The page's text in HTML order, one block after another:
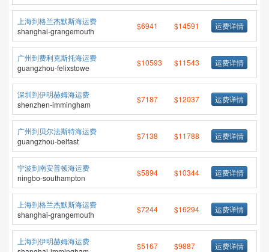
上海到格兰杰默斯海运费
shanghai-grangemouth
$6941 $14591 运费详情
广州到费利克斯托海运费
guangzhou-felixstowe
$10593 $11543 运费详情
深圳到伊明赫姆海运费
shenzhen-immingham
$7187 $12037 运费详情
广州到贝尔法斯特海运费
guangzhou-belfast
$7138 $11788 运费详情
宁波到南安普顿海运费
ningbo-southampton
$5894 $10344 运费详情
上海到格兰杰默斯海运费
shanghai-grangemouth
$7244 $16294 运费详情
上海到伊明赫姆海运费
$5167 $9887 运费详情